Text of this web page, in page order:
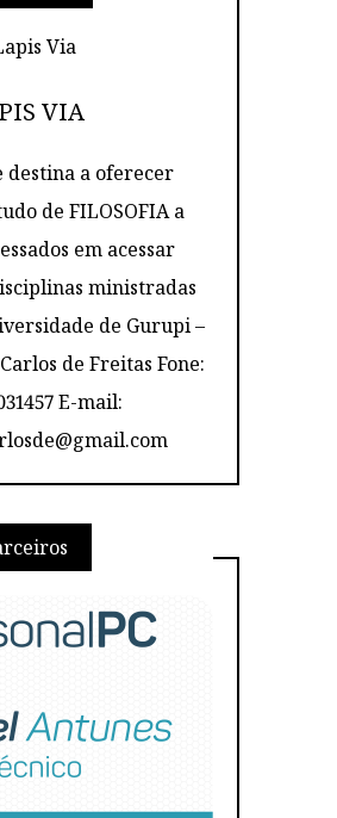
VIA
destina a oferecer
de FILOSOFIA a
em acessar
ministradas
de Gurupi –
de Freitas Fone:
E-mail: